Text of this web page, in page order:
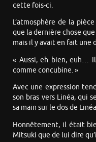
cette fois-ci.
L’atmosphère de la
que la dernière chose
mais il y avait en fait une
« Aussi, eh bien, euh… Il
comme concubine. »
Avec une expression
son bras vers Linéa, qui
sa main sur le dos de
Honnêtement, il était
Mitsuki que de lui dire